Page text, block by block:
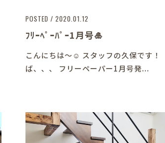
POSTED / 2020.01.12
ﾌﾘｰﾍﾟｰﾊﾟｰ1月号🎍
こんにちは～☺ スタッフの久保です！
ば、、、 フリーペーパー1月号発...